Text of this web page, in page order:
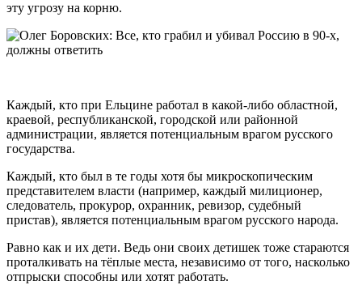
эту угрозу на корню.
Каждый, кто при Ельцине работал в какой-либо областной,
краевой, республиканской, городской или районной
администрации, является потенциальным врагом русского
государства.
Каждый, кто был в те годы хотя бы микроскопическим
представителем власти (например, каждый милиционер,
следователь, прокурор, охранник, ревизор, судебный
пристав), является потенциальным врагом русского народа.
Равно как и их дети. Ведь они своих детишек тоже стараются
проталкивать на тёплые места, независимо от того, насколько
отпрыски способны или хотят работать.